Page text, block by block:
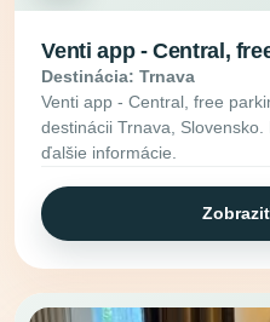
Venti app - Central,
Destinácia: Trnava
Venti app - Central, free
destinácii Trnava,
ďalšie informácie.